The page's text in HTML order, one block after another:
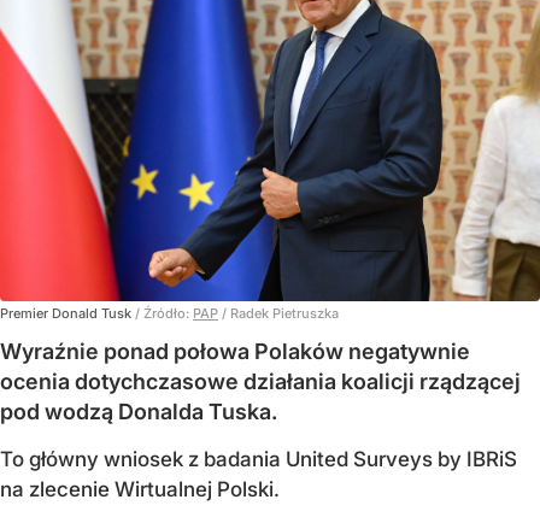
Premier Donald Tusk / Źródło: PAP / Radek Pietruszka
Wyraźnie ponad połowa Polaków negatywnie
ocenia dotychczasowe działania koalicji rządzącej
pod wodzą Donalda Tuska.
To główny wniosek z badania United Surveys by IBRiS
na zlecenie Wirtualnej Polski.